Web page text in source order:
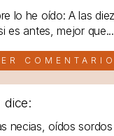
lo he oído: A las
es antes, mejor que...
COMENTARIO
dice:
necias, oídos sordos